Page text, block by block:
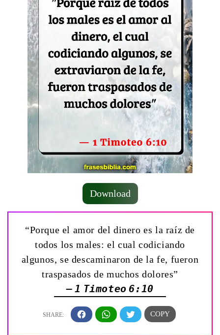
Download
“Porque el amor del dinero es la raíz de
todos los males: el cual codiciando
algunos, se descaminaron de la fe, fueron
traspasados de muchos dolores”
— 1 Timoteo 6:10